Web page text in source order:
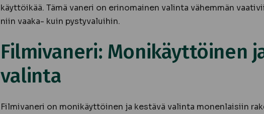
käyttöikää. Tämä vaneri on erinomainen valinta vähemmän
niin vaaka- kuin pystyvaluihin.
Filmivaneri: Monikäyttöinen
valinta
Filmivaneri on monikäyttöinen ja kestävä valinta monenlaisiin